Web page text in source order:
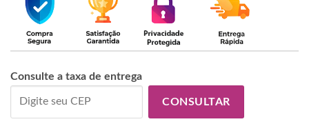
Consulte a taxa de entrega
CONSULTAR